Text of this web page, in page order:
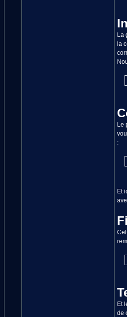
La
la
Le
:
Et
Et
de